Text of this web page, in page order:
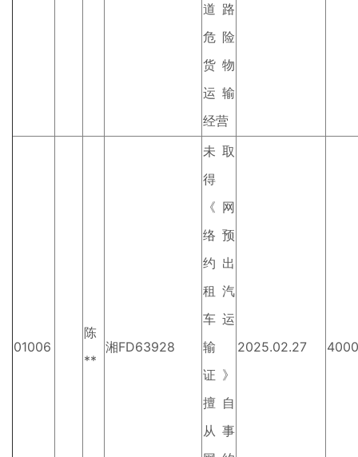
道路
危险
货物
运输
经营
01006
陈
**
湘FD63928
未取
得
《网
络预
约出
租汽
车运
输
证》
擅自
从事
2025.02.27 4000